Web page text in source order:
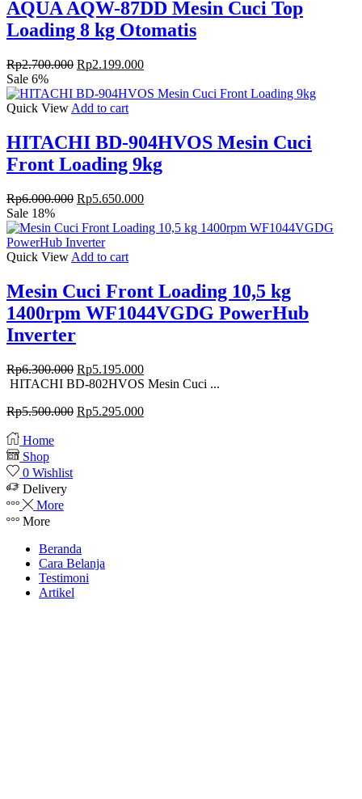
AQUA AQW-87DD Mesin Cuci Top
Loading 8 kg Otomatis
Rp2.700.000 Original
was:
Rp2.700.000.
Rp2.199.000Current
is:
Sale 6%
Quick View Add to cart
HITACHI BD-904HVOS Mesin Cuci
Front Loading 9kg
Rp6.000.000 Original
was:
Rp6.000.000.
Rp5.650.000Current
is:
Sale 18%
Quick View Add to cart
Mesin Cuci Front Loading 10,5 kg
1400rpm WF1044VGDG PowerHub
Inverter
Rp6.300.000 Original
price
Rp6.300.000.
Rp5.195.000Current
price
Rp5.195.000.
HITACHI BD-802HVOS Mesin Cuci ...
Rp5.500.000 Original
Rp5.295.000Current
Home
Shop
0 Wishlist
Delivery
More
More
Beranda
Cara Belanja
Testimoni
Artikel